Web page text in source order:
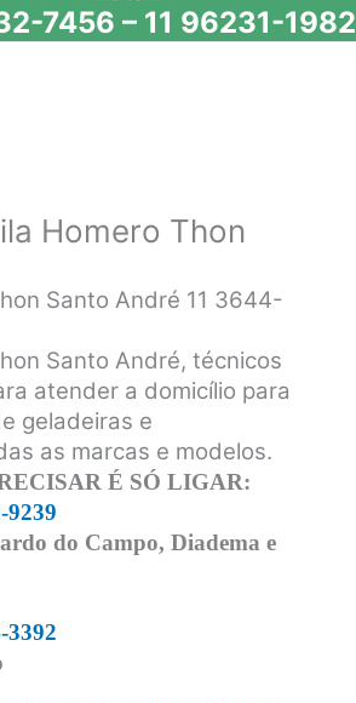
7456 – 11 96231-1982
Homero Thon
Santo André 11 3644-
Santo André, técnicos
atender a domicílio para
geladeiras e
as marcas e modelos.
É SÓ LIGAR:
9239
do Campo, Diadema e
3392